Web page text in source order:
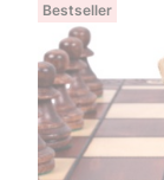
Bestseller